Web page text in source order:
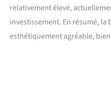
relativement élevé,
investissement. En résumé,
esthétiquement agréable,